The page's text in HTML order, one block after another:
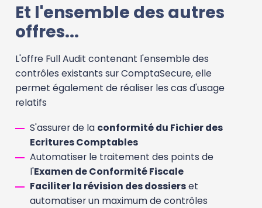
Et l'ensemble des autres
offres...
L'offre Full Audit contenant l'ensemble des
contrôles existants sur ComptaSecure, elle
permet également de réaliser les cas d'usage
relatifs
S'assurer de la conformité du Fichier des
Ecritures Comptables
Automatiser le traitement des points de
l'Examen de Conformité Fiscale
Faciliter la révision des dossierset
automatiser un maximum de contrôles